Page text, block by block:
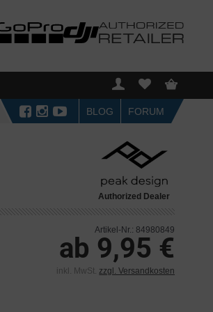
BLOG FORUM
Authorized Dealer
Artikel-Nr.: 84980849
ab 9,95 €
inkl. MwSt.zzgl. Versandkosten